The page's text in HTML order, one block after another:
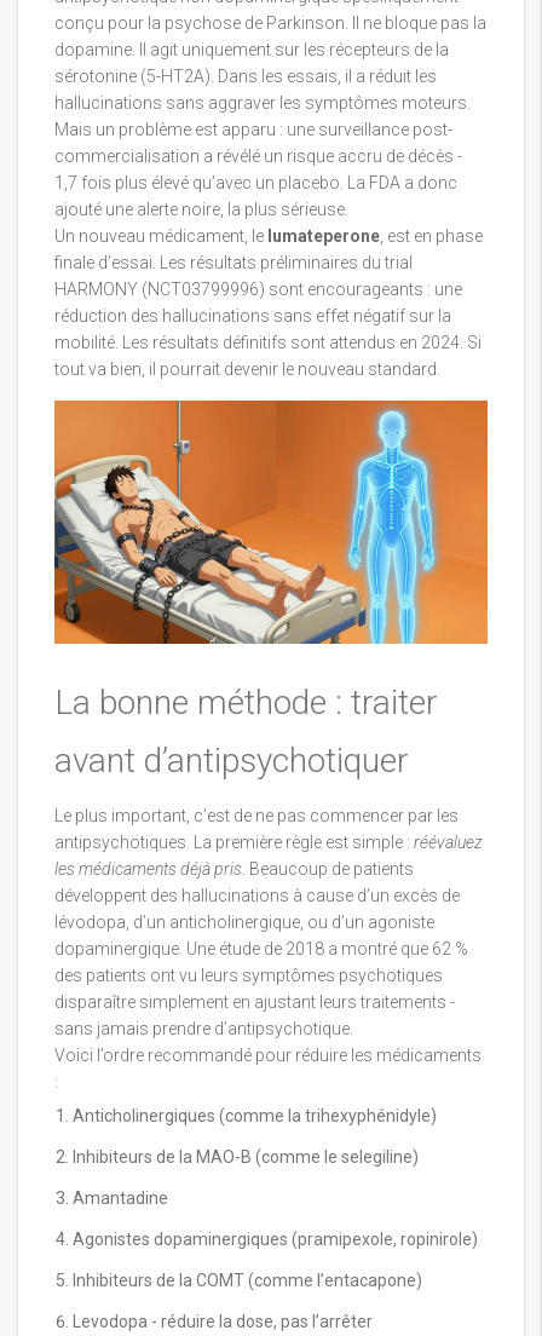
conçu pour la psychose de Parkinson. Il ne bloque pas la
dopamine. Il agit uniquement sur les récepteurs de la
sérotonine (5-HT2A). Dans les essais, il a réduit les
hallucinations sans aggraver les symptômes moteurs.
Mais un problème est apparu : une surveillance post-
commercialisation a révélé un risque accru de décès -
1,7 fois plus élevé qu’avec un placebo. La FDA a donc
ajouté une alerte noire, la plus sérieuse.
Un nouveau médicament, le lumateperone , est en phase
finale d’essai. Les résultats préliminaires du trial
HARMONY (NCT03799996) sont encourageants : une
réduction des hallucinations sans effet négatif sur la
mobilité. Les résultats définitifs sont attendus en 2024. Si
tout va bien, il pourrait devenir le nouveau standard.
La bonne méthode : traiter
avant d’antipsychotiquer
Le plus important, c’est de ne pas commencer par les
antipsychotiques. La première règle est simple : réévaluez
les médicaments déjà pris . Beaucoup de patients
développent des hallucinations à cause d’un excès de
lévodopa, d’un anticholinergique, ou d’un agoniste
dopaminergique. Une étude de 2018 a montré que 62 %
des patients ont vu leurs symptômes psychotiques
disparaître simplement en ajustant leurs traitements -
sans jamais prendre d’antipsychotique.
Voici l’ordre recommandé pour réduire les médicaments
:
Anticholinergiques (comme la trihexyphénidyle)
Inhibiteurs de la MAO-B (comme le selegiline)
Amantadine
Agonistes dopaminergiques (pramipexole, ropinirole)
Inhibiteurs de la COMT (comme l’entacapone)
Levodopa - réduire la dose, pas l’arrêter